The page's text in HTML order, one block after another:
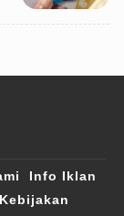
Info Iklan